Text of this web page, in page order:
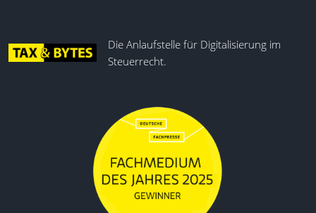
Die Anlaufstelle für Digitalisierung im
Steuerrecht.